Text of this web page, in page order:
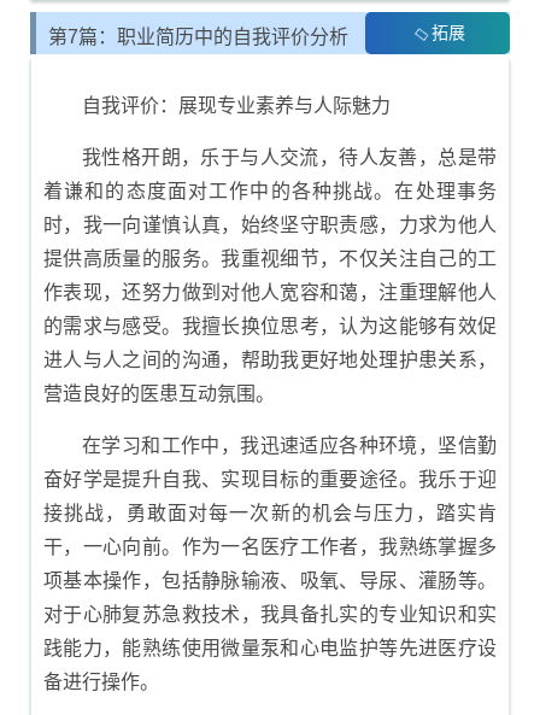
第7篇：职业简历中的自我评价分析 拓展
自我评价：展现专业素养与人际魅力
我性格开朗，乐于与人交流，待人友善，总是带
着谦和的态度面对工作中的各种挑战。在处理事务
时，我一向谨慎认真，始终坚守职责感，力求为他人
提供高质量的服务。我重视细节，不仅关注自己的工
作表现，还努力做到对他人宽容和蔼，注重理解他人
的需求与感受。我擅长换位思考，认为这能够有效促
进人与人之间的沟通，帮助我更好地处理护患关系，
营造良好的医患互动氛围。
在学习和工作中，我迅速适应各种环境，坚信勤
奋好学是提升自我、实现目标的重要途径。我乐于迎
接挑战，勇敢面对每一次新的机会与压力，踏实肯
干，一心向前。作为一名医疗工作者，我熟练掌握多
项基本操作，包括静脉输液、吸氧、导尿、灌肠等。
对于心肺复苏急救技术，我具备扎实的专业知识和实
践能力，能熟练使用微量泵和心电监护等先进医疗设
备进行操作。